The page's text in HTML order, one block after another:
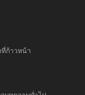
ก้าวหน้า